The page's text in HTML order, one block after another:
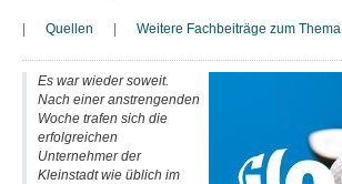
Quellen Weitere Fachbeiträge zum Thema
Es war wieder soweit.
Nach einer anstrengenden
Woche trafen sich die
erfolgreichen
Unternehmer der
Kleinstadt wie üblich im